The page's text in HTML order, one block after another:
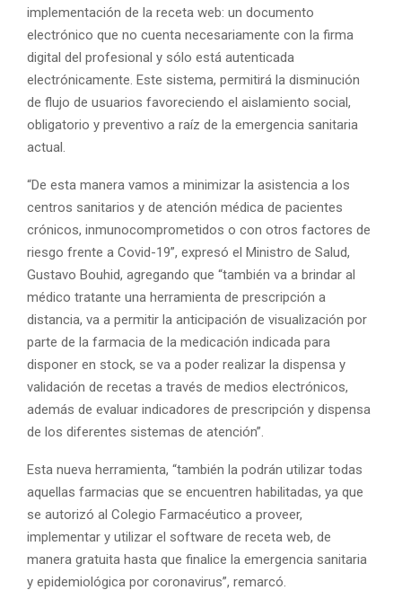
implementación de la receta web: un documento
electrónico que no cuenta necesariamente con la firma
digital del profesional y sólo está autenticada
electrónicamente. Este sistema, permitirá la disminución
de flujo de usuarios favoreciendo el aislamiento social,
obligatorio y preventivo a raíz de la emergencia sanitaria
actual.
“De esta manera vamos a minimizar la asistencia a los
centros sanitarios y de atención médica de pacientes
crónicos, inmunocomprometidos o con otros factores de
riesgo frente a Covid-19”, expresó el Ministro de Salud,
Gustavo Bouhid, agregando que “también va a brindar al
médico tratante una herramienta de prescripción a
distancia, va a permitir la anticipación de visualización por
parte de la farmacia de la medicación indicada para
disponer en stock, se va a poder realizar la dispensa y
validación de recetas a través de medios electrónicos,
además de evaluar indicadores de prescripción y dispensa
de los diferentes sistemas de atención”.
Esta nueva herramienta, “también la podrán utilizar todas
aquellas farmacias que se encuentren habilitadas, ya que
se autorizó al Colegio Farmacéutico a proveer,
implementar y utilizar el software de receta web, de
manera gratuita hasta que finalice la emergencia sanitaria
y epidemiológica por coronavirus”, remarcó.